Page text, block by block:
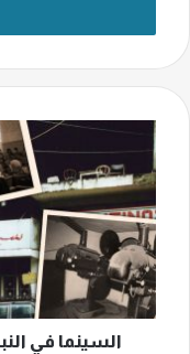
السينما
في
النبطية..
من
الأبيض
والأسود
إلى
الألوان
والاندثار
السينما في